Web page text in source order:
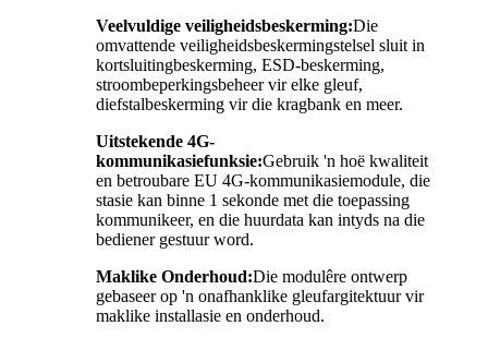
Veelvuldige veiligheidsbeskerming:Die
omvattende veiligheidsbeskermingstelsel sluit in
kortsluitingbeskerming, ESD-beskerming,
stroombeperkingsbeheer vir elke gleuf,
diefstalbeskerming vir die kragbank en meer.
Uitstekende 4G-
kommunikasiefunksie:Gebruik 'n hoë kwaliteit
en betroubare EU 4G-kommunikasiemodule, die
stasie kan binne 1 sekonde met die toepassing
kommunikeer, en die huurdata kan intyds na die
bediener gestuur word.
Maklike Onderhoud:Die modulêre ontwerp
gebaseer op 'n onafhanklike gleufargitektuur vir
maklike installasie en onderhoud.